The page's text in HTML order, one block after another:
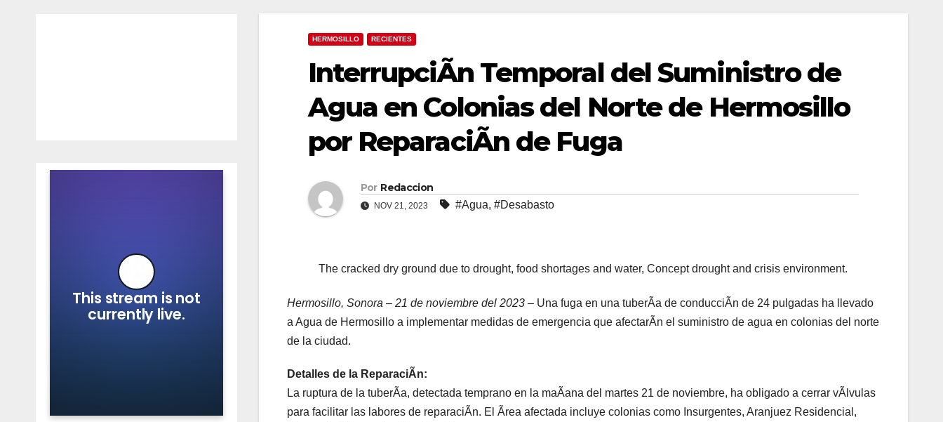
HERMOSILLO RECIENTES
InterrupciÃn Temporal del Suministro de
Agua en Colonias del Norte de Hermosillo
por ReparaciÃn de Fuga
Por Redaccion
NOV 21, 2023 #Agua, #Desabasto
The cracked dry ground due to drought, food shortages and water, Concept drought and crisis environment.
Hermosillo, Sonora – 21 de noviembre del 2023– Una fuga en una tuberÃa de conducciÃn de 24 pulgadas ha llevado
a Agua de Hermosillo a implementar medidas de emergencia que afectarÃn el suministro de agua en colonias del norte
de la ciudad.
Detalles de la ReparaciÃn:
La ruptura de la tuberÃa, detectada temprano en la maÃana del martes 21 de noviembre, ha obligado a cerrar vÃlvulas
para facilitar las labores de reparaciÃn. El Ãrea afectada incluye colonias como Insurgentes, Aranjuez Residencial,